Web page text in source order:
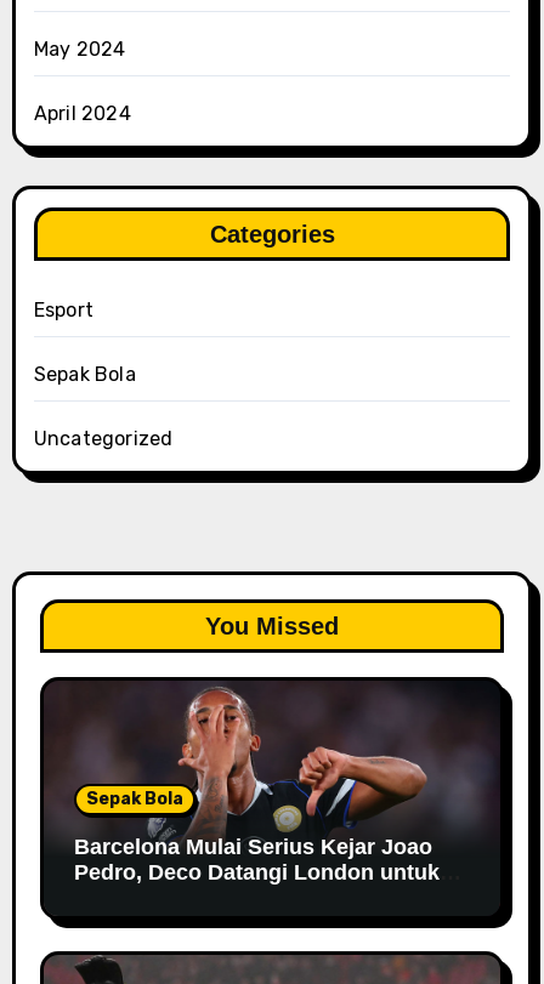
May 2024
April 2024
Categories
Esport
Sepak Bola
Uncategorized
You Missed
Sepak Bola
Barcelona Mulai Serius Kejar Joao
Pedro, Deco Datangi London untuk